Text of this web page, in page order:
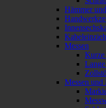
Hämmer
Messen
Kurze
Messen und